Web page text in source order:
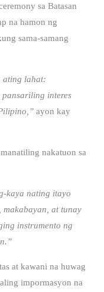
sa Batasan
na hamon ng
sama-samang
ating lahat:
interes
ayon kay
nakatuon sa
kaya nating itayo
makabayan, at tunay
instrumento ng
at kawani na huwag
impormasyon na